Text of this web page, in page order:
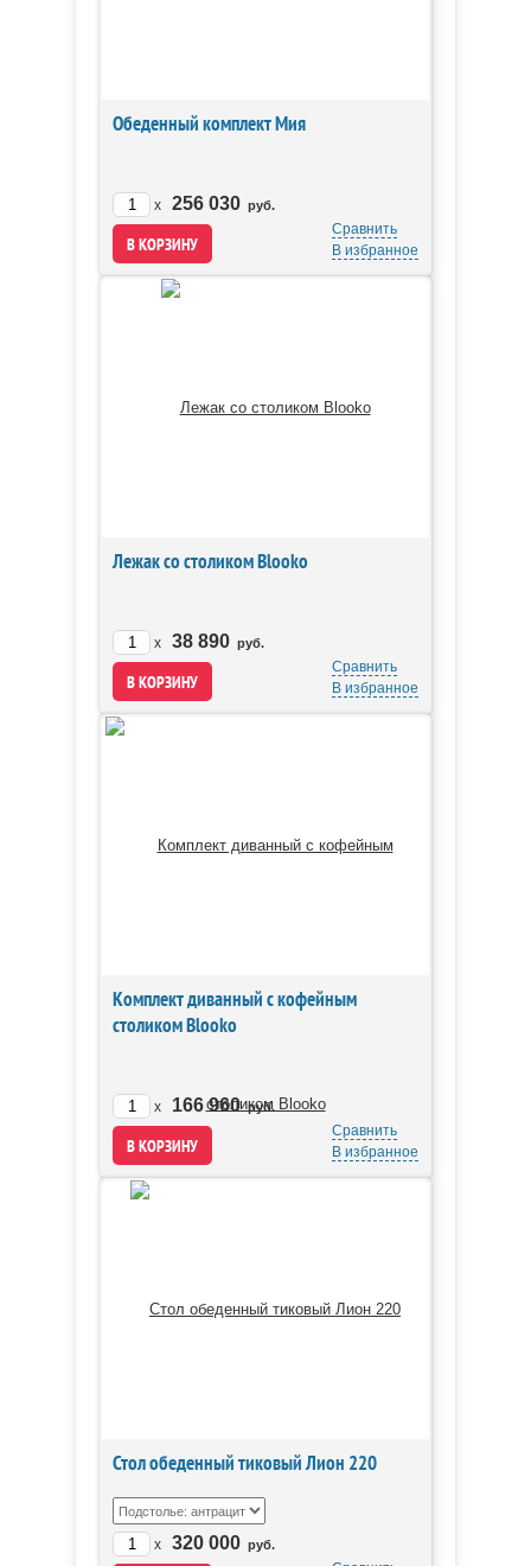
Обеденный комплект Мия
x 256 030 руб.
Сравнить
В избранное
Лежак со столиком Blooko
x 38 890 руб.
Сравнить
В избранное
Комплект диванный с кофейным
столиком Blooko
x 166 960 руб.
Сравнить
В избранное
Стол обеденный тиковый Лион 220
x 320 000 руб.